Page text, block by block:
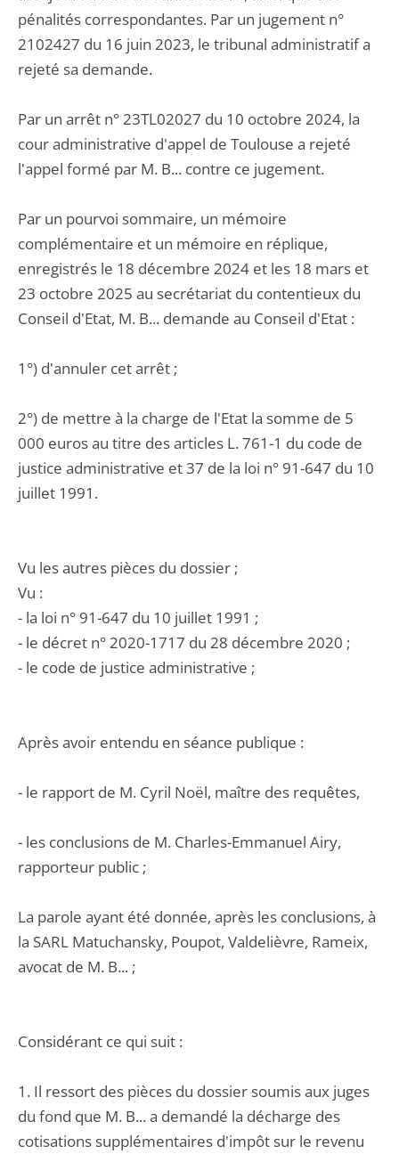
pénalités correspondantes. Par un jugement n°
2102427 du 16 juin 2023, le tribunal administratif a
rejeté sa demande.
Par un arrêt n° 23TL02027 du 10 octobre 2024, la
cour administrative d'appel de Toulouse a rejeté
l'appel formé par M. B... contre ce jugement.
Par un pourvoi sommaire, un mémoire
complémentaire et un mémoire en réplique,
enregistrés le 18 décembre 2024 et les 18 mars et
23 octobre 2025 au secrétariat du contentieux du
Conseil d'Etat, M. B... demande au Conseil d'Etat :
1°) d'annuler cet arrêt ;
2°) de mettre à la charge de l'Etat la somme de 5
000 euros au titre des articles L. 761-1 du code de
justice administrative et 37 de la loi n° 91-647 du 10
juillet 1991.
Vu les autres pièces du dossier ;
Vu :
- la loi n° 91-647 du 10 juillet 1991 ;
- le décret n° 2020-1717 du 28 décembre 2020 ;
- le code de justice administrative ;
Après avoir entendu en séance publique :
- le rapport de M. Cyril Noël, maître des requêtes,
- les conclusions de M. Charles-Emmanuel Airy,
rapporteur public ;
La parole ayant été donnée, après les conclusions, à
la SARL Matuchansky, Poupot, Valdelièvre, Rameix,
avocat de M. B... ;
Considérant ce qui suit :
1. Il ressort des pièces du dossier soumis aux juges
du fond que M. B... a demandé la décharge des
cotisations supplémentaires d'impôt sur le revenu